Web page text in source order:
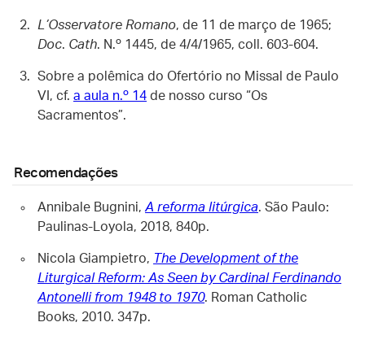
L’Osservatore Romano, de 11 de março de 1965;
Doc. Cath. N.º 1445, de 4/4/1965, coll. 603-604.
Sobre a polêmica do Ofertório no Missal de Paulo
VI, cf. a aula n.º 14 de nosso curso “Os
Sacramentos”.
Recomendações
Annibale Bugnini, A reforma litúrgica. São Paulo:
Paulinas-Loyola, 2018, 840p.
Nicola Giampietro, The Development of the
Liturgical Reform: As Seen by Cardinal Ferdinando
Antonelli from 1948 to 1970. Roman Catholic
Books, 2010. 347p.